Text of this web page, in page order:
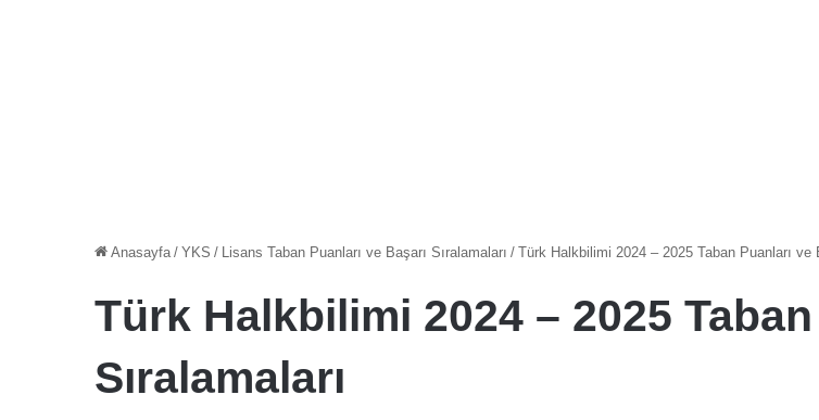
Anasayfa / YKS / Lisans Taban Puanları ve Başarı Sıralamaları / Türk Halkbilimi 2024 – 2025 Taban Puanları ve
Türk Halkbilimi 2024 – 2025 Taban
Sıralamaları